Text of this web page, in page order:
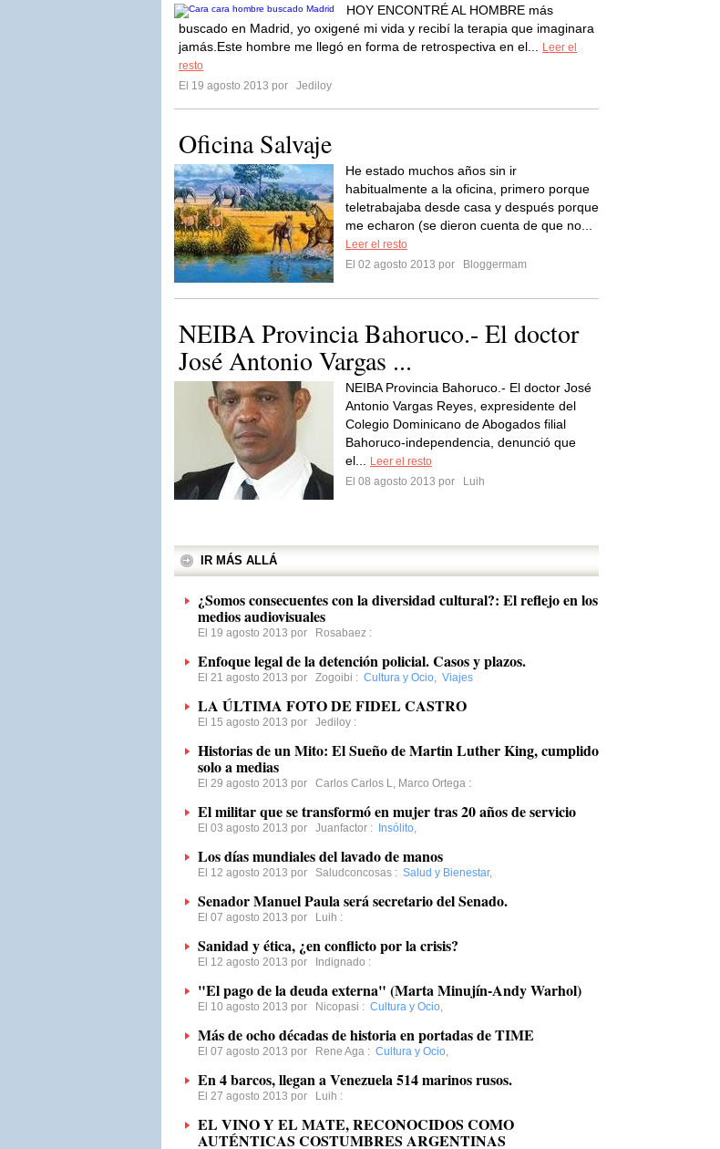
HOY ENCONTRÉ AL HOMBRE más
buscado en Madrid, yo oxigené mi vida y recibí la terapia que imaginara
jamás.Este hombre me llegó en forma de retrospectiva en el...
Leer el
resto
El 19 agosto 2013 por
Jediloy
Oficina Salvaje
He estado muchos años sin ir
habitualmente a la oficina, primero porque
teletrabajaba desde casa y después porque
me echaron (se dieron cuenta de que no...
Leer el resto
El 02 agosto 2013 por
Bloggermam
NEIBA Provincia Bahoruco.- El doctor
José Antonio Vargas ...
NEIBA Provincia Bahoruco.- El doctor José
Antonio Vargas Reyes, expresidente del
Colegio Dominicano de Abogados filial
Bahoruco-independencia, denunció que
el...
Leer el resto
El 08 agosto 2013 por
Luih
IR MÁS ALLÁ
¿Somos consecuentes con la diversidad cultural?: El reflejo en los
medios audiovisuales
El 19 agosto 2013 por Rosabaez :
Enfoque legal de la detención policial. Casos y plazos.
El 21 agosto 2013 por Zogoibi : Cultura y Ocio, Viajes
LA ÚLTIMA FOTO DE FIDEL CASTRO
El 15 agosto 2013 por Jediloy :
Historias de un Mito: El Sueño de Martin Luther King, cumplido
solo a medias
El 29 agosto 2013 por Carlos Carlos L, Marco Ortega :
El militar que se transformó en mujer tras 20 años de servicio
El 03 agosto 2013 por Juanfactor : Insólito,
Los días mundiales del lavado de manos
El 12 agosto 2013 por Saludconcosas : Salud y Bienestar,
Senador Manuel Paula será secretario del Senado.
El 07 agosto 2013 por Luih :
Sanidad y ética, ¿en conflicto por la crisis?
El 12 agosto 2013 por Indignado :
"El pago de la deuda externa" (Marta Minujín-Andy Warhol)
El 10 agosto 2013 por Nicopasi : Cultura y Ocio,
Más de ocho décadas de historia en portadas de TIME
El 07 agosto 2013 por Rene Aga : Cultura y Ocio,
En 4 barcos, llegan a Venezuela 514 marinos rusos.
El 27 agosto 2013 por Luih :
EL VINO Y EL MATE, RECONOCIDOS COMO
AUTÉNTICAS COSTUMBRES ARGENTINAS